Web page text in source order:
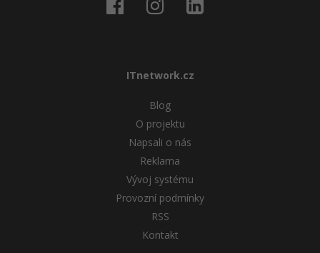
ITnetwork.cz
Blog
O projektu
Napsali o nás
Reklama
Vývoj systému
Provozní podmínky
RSS
Kontakt